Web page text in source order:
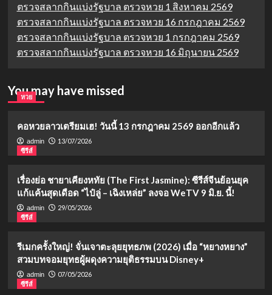
ตรวจสลากกินแบ่งรัฐบาล ตรวจหวย 1 สิงหาคม 2569
ตรวจสลากกินแบ่งรัฐบาล ตรวจหวย 16 กรกฎาคม 2569
ตรวจสลากกินแบ่งรัฐบาล ตรวจหวย 1 กรกฎาคม 2569
ตรวจสลากกินแบ่งรัฐบาล ตรวจหวย 16 มิถุนายน 2569
You may have missed
หวย
คอหวยลาวเตรียมเฮ! วันนี้ 13 กรกฎาคม 2569 ออกอีกแล้ว
admin
13/07/2026
ซีรีส์
เรื่องย่อ ชายาเคียงหทัย (The First Jasmine): ซีรีส์จีนย้อนยุค
แก้แค้นสุดเดือด “ไป๋ลู่ – เฉิงเหล่ย” ลงจอ WeTV 9 มิ.ย. นี้!
admin
29/05/2026
ซีรีส์
รีเมกครั้งใหญ่! จั่นเจาตะลุยยุทธภพ (2026) เมื่อ “หยางหยาง”
สวมบทจอมยุทธผู้ผดุงความยุติธรรมบน Disney+
admin
07/05/2026
ซีรีส์